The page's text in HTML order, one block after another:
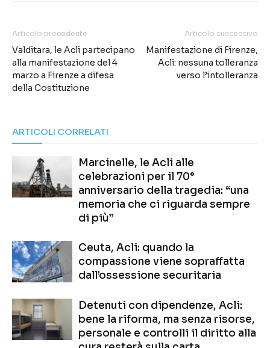
Articolo precedente
Valditara, le Acli partecipano
alla manifestazione del 4
marzo a Firenze a difesa
della Costituzione
Articolo successivo
Manifestazione di Firenze,
Acli: nessuna tolleranza
verso l’intolleranza
ARTICOLI CORRELATI
Marcinelle, le Acli alle
celebrazioni per il 70°
anniversario della tragedia: “una
memoria che ci riguarda sempre
di più”
Ceuta, Acli: quando la
compassione viene sopraffatta
dall’ossessione securitaria
Detenuti con dipendenze, Acli:
bene la riforma, ma senza risorse,
personale e controlli il diritto alla